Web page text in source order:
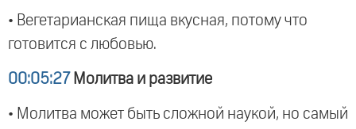
• Вегетарианская пища вкусная, потому что
готовится с любовью.
00:05:27 Молитва и развитие
• Молитва может быть сложной наукой, но самый